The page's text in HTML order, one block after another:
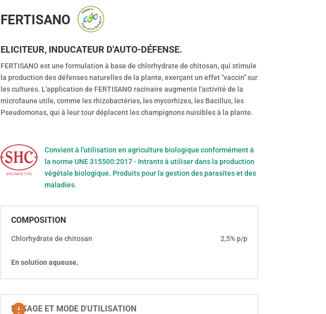
FERTISANO
ELICITEUR, INDUCATEUR D'AUTO-DÉFENSE.
FERTISANO est une formulation à base de chlorhydrate de chitosan, qui stimule
la production des défenses naturelles de la plante, exerçant un effet "vaccin" sur
les cultures. L'application de FERTISANO racinaire augmente l'activité de la
microfaune utile, comme les rhizobactéries, les mycorhizes, les Bacillus, les
Pseudomonas, qui à leur tour déplacent les champignons nuisibles à la plante.
Convient à l'utilisation en agriculture biologique conformément à
la norme UNE 315500:2017 - Intrants à utiliser dans la production
végétale biologique. Produits pour la gestion des parasites et des
maladies.
COMPOSITION
Chlorhydrate de chitosan 2,5% p/p
En solution aqueuse.
DOSAGE ET MODE D'UTILISATION